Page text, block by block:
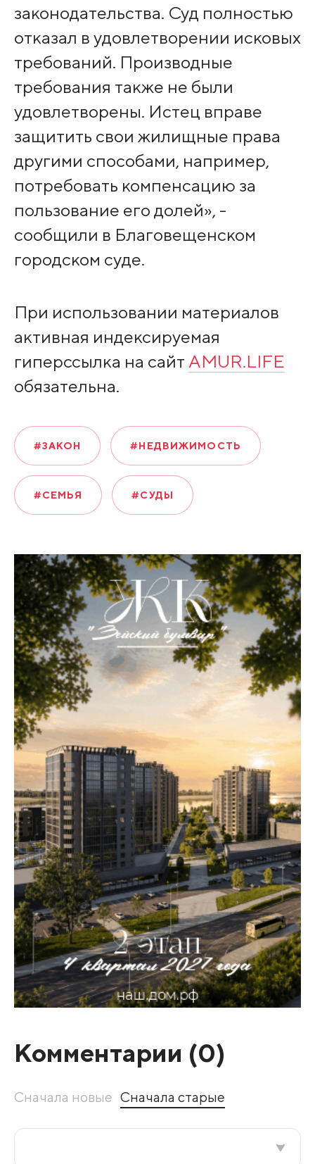
законодательства. Суд полностью
отказал в удовлетворении исковых
требований. Производные
требования также не были
удовлетворены. Истец вправе
защитить свои жилищные права
другими способами, например,
потребовать компенсацию за
пользование его долей», -
сообщили в Благовещенском
городском суде.
При использовании материалов
активная индексируемая
гиперссылка на сайт AMUR.LIFE
обязательна.
#ЗАКОН #НЕДВИЖИМОСТЬ
#СЕМЬЯ #СУДЫ
Комментарии (0)
Сначала новые Сначала старые